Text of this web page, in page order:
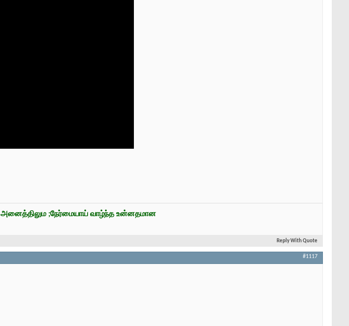
அனைத்திலும ;நேர்மையாய் வாழ்ந்த உன்னதமான
Reply With Quote
#1117